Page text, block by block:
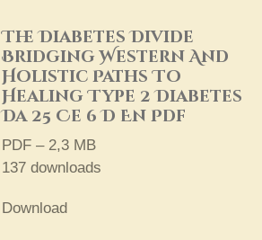
The Diabetes Divide
Bridging Western And
Holistic Paths To
Healing Type 2 Diabetes
Da 25 Ce 6 D En Pdf
PDF – 2,3 MB
137 downloads
Download